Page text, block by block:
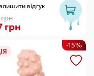
відгук
грн
-15%